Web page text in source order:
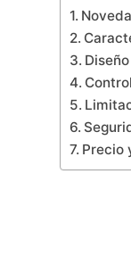
Precio